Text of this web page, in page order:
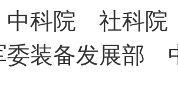
科院 社科
委装备发展部